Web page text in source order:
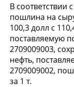
В соответствии
пошлина на
100,3 долл с
поставляемую
2709009003,
нефть,
2709009002,
за 1 т.